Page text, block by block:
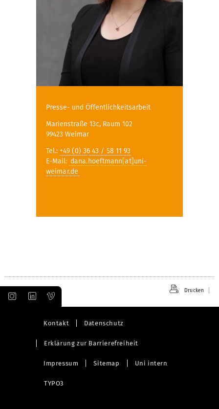
Presse- und Öffentlichkeitsarbeit
Marienstraße 13c, Raum 102
99423 Weimar
Tel.: +49 (0) 36 43 / 58 11 93
E-Mail: dana.hoeftmann[at]uni-
weimar.de
Drucken
Kontakt Datenschutz
Erklärung zur Barrierefreiheit
Impressum Sitemap Uni intern
TYPO3